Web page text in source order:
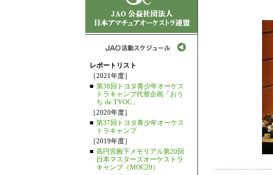
レポートリスト
［2021年度］
■ 第38回トヨタ青少年オーケス
トラキャンプ代替企画「おう
ち de TYOC」
［2020年度］
■ 第37回トヨタ青少年オーケス
トラキャンプ
［2019年度］
■ 高円宮殿下メモリアル第20回
日本マスターズオーケストラ
キャンプ（MOC20）